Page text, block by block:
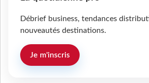
Débrief business, tendances
nouveautés destinations.
Je m'inscris